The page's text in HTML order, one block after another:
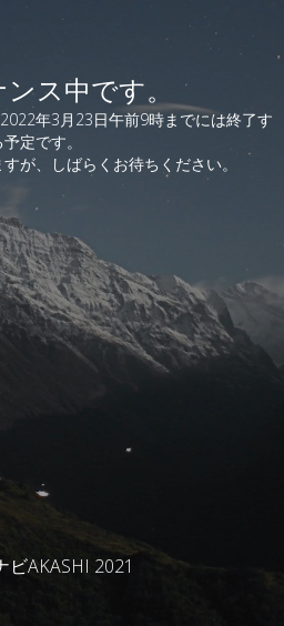
ス中です。
年3月23日午前9時までには終了す
予定です。
が、しばらくお待ちください。
AKASHI 2021